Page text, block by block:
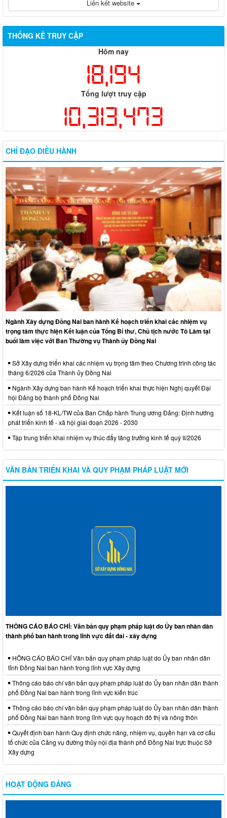
Liên kết website
THỐNG KÊ TRUY CẬP
Hôm nay
18,194
Tổng lượt truy cập
10,313,473
CHỈ ĐẠO ĐIỀU HÀNH
Ngành Xây dựng Đồng Nai ban hành Kế hoạch triển khai các nhiệm vụ
trọng tâm thực hiện Kết luận của Tổng Bí thư, Chủ tịch nước Tô Lâm tại
buổi làm việc với Ban Thường vụ Thành ủy Đồng Nai
Sở Xây dựng triển khai các nhiệm vụ trọng tâm theo Chương trình công tác
tháng 6/2026 của Thành ủy Đồng Nai
Ngành Xây dựng ban hành Kế hoạch triển khai thực hiện Nghị quyết Đại
hội Đảng bộ thành phố Đồng Nai
Kết luận số 18-KL/TW của Ban Chấp hành Trung ương Đảng: Định hướng
phát triển kinh tế - xã hội giai đoạn 2026 - 2030
Tập trung triển khai nhiệm vụ thúc đẩy tăng trưởng kinh tế quý II/2026
VĂN BẢN TRIỂN KHAI VÀ QUY PHẠM PHÁP LUẬT MỚI
THÔNG CÁO BÁO CHÍ: Văn bản quy phạm pháp luật do Ủy ban nhân dân
thành phố ban hành trong lĩnh vực đất đai - xây dựng
HÔNG CÁO BÁO CHÍ Văn bản quy phạm pháp luật do Ủy ban nhân dân
tỉnh Đồng Nai ban hành trong lĩnh vực Xây dựng
Thông cáo báo chí văn bản quy phạm pháp luật do Ủy ban nhân dân thành
phố Đồng Nai ban hành trong lĩnh vực kiến trúc
Thông cáo báo chí văn bản quy phạm pháp luật do Ủy ban nhân dân thành
phố Đồng Nai ban hành trong lĩnh vực quy hoạch đô thị và nông thôn
Quyết định ban hành Quy định chức năng, nhiệm vụ, quyền hạn và cơ cấu
tổ chức của Cảng vụ đường thủy nội địa thành phố Đồng Nai trực thuộc Sở
Xây dựng
HOẠT ĐỘNG ĐẢNG